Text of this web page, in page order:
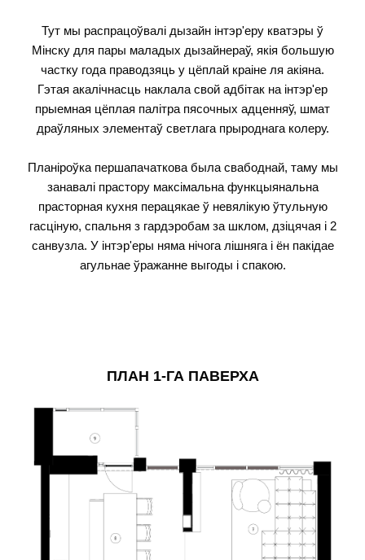
Тут мы распрацоўвалі дызайн інтэр'еру кватэры ў
Мінску для пары маладых дызайнераў, якія большую
частку года праводзяць у цёплай краіне ля акіяна.
Гэтая акалічнасць наклала свой адбітак на інтэр'ер
прыемная цёплая палітра пясочных адценняў, шмат
драўляных элементаў светлага прыроднага колеру.
Планіроўка першапачаткова была свабоднай, таму мы
занавалі прастору максімальна функцыянальна
прасторная кухня перацякае ў невялікую ўтульную
гасціную, спальня з гардэробам за шклом, дзіцячая і 2
санвузла. У інтэр'еры няма нічога лішняга і ён пакідае
агульнае ўражанне выгоды і спакою.
ПЛАН 1-ГА ПАВЕРХА